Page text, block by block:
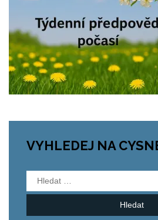
VYHLEDEJ NA
Vyhledávání